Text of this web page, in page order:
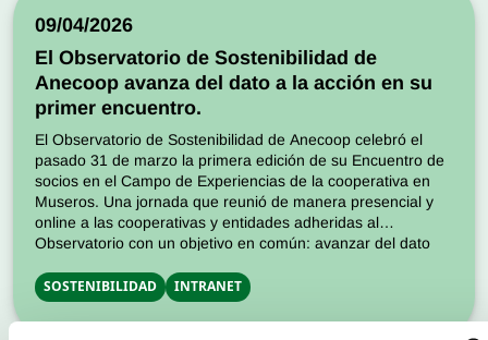
09/04/2026
El Observatorio de Sostenibilidad de
Anecoop avanza del dato a la acción en su
primer encuentro.
El Observatorio de Sostenibilidad de Anecoop celebró el
pasado 31 de marzo la primera edición de su Encuentro de
socios en el Campo de Experiencias de la cooperativa en
Museros. Una jornada que reunió de manera presencial y
online a las cooperativas y entidades adheridas al
Observatorio con un objetivo en común: avanzar del dato
SOSTENIBILIDAD INTRANET